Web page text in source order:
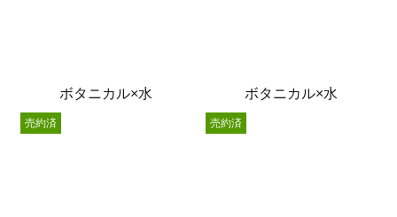
ボタニカル×水 ボタニカル×水
売約済 売約済